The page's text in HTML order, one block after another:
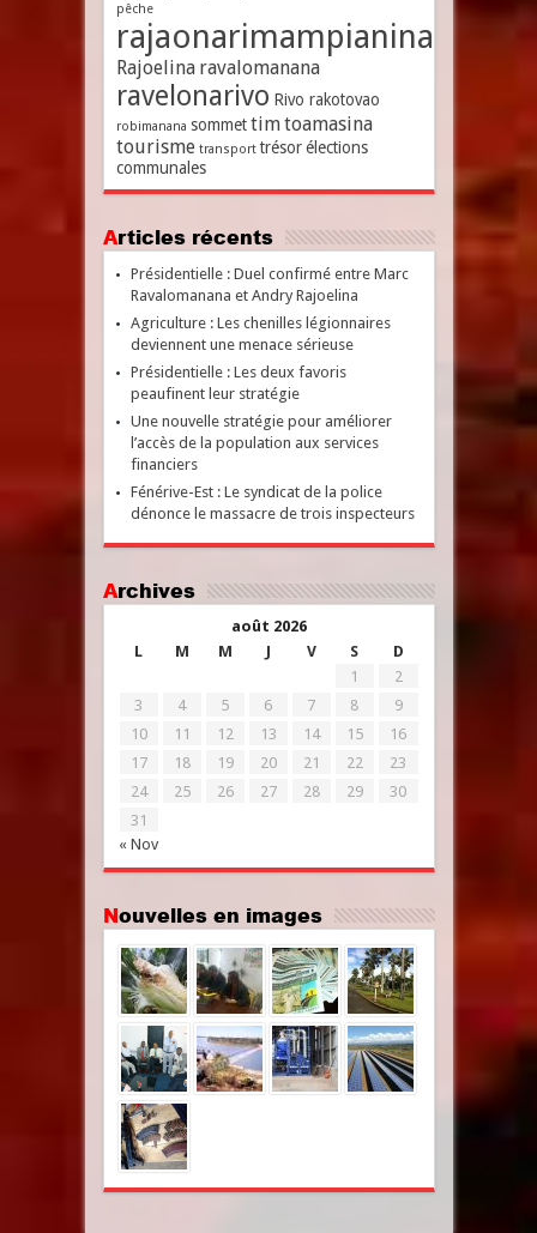
pêche
rajaonarimampianina
Rajoelina ravalomanana
ravelonarivo Rivo rakotovao
robimanana sommet timtoamasina
tourisme transport trésor élections
communales
Articles récents
Présidentielle : Duel confirmé entre Marc
Ravalomanana et Andry Rajoelina
Agriculture : Les chenilles légionnaires
deviennent une menace sérieuse
Présidentielle : Les deux favoris
peaufinent leur stratégie
Une nouvelle stratégie pour améliorer
l’accès de la population aux services
financiers
Fénérive-Est : Le syndicat de la police
dénonce le massacre de trois inspecteurs
Archives
août 2026
L
M M J V S D
« Nov
1
2
3
4 5 6 7 8
9
10
11 12 13 14 15
16
17
18 19 20 21 22
23
24
25 26 27 28 29
30
31
Nouvelles en images